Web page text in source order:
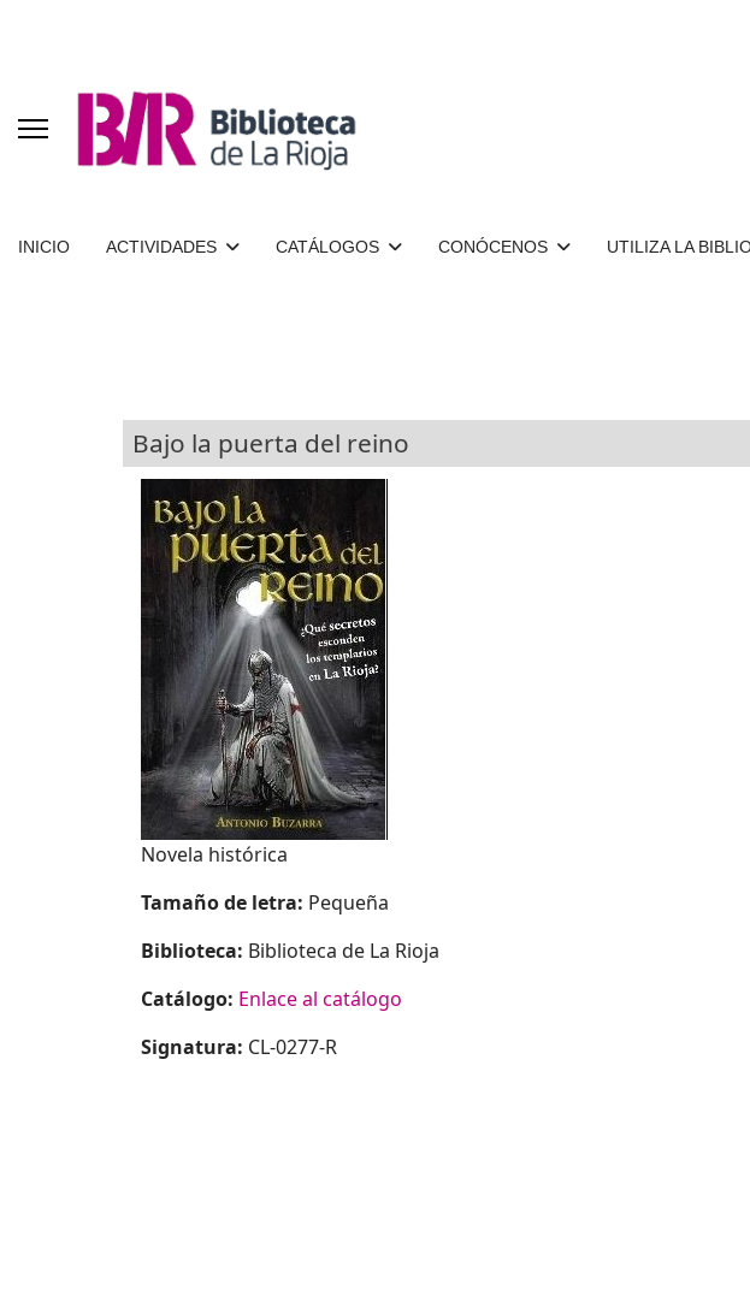
INICIO ACTIVIDADES CATÁLOGOS CONÓCENOS UTILIZA LA
Bajo la puerta del reino
Novela histórica
Tamaño de letra: Pequeña
Biblioteca: Biblioteca de La Rioja
Catálogo: Enlace al catálogo
Signatura: CL-0277-R